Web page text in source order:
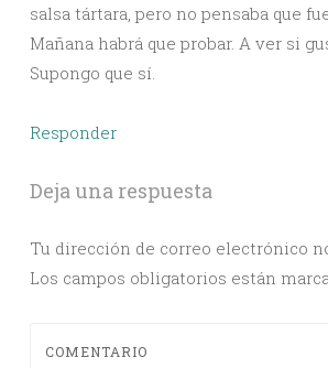
salsa tártara, pero no pensaba que
Mañana habrá que probar. A ver si
Supongo que sí.
Responder
Deja una respuesta
Tu dirección de correo electrónico
Los campos obligatorios están
COMENTARIO